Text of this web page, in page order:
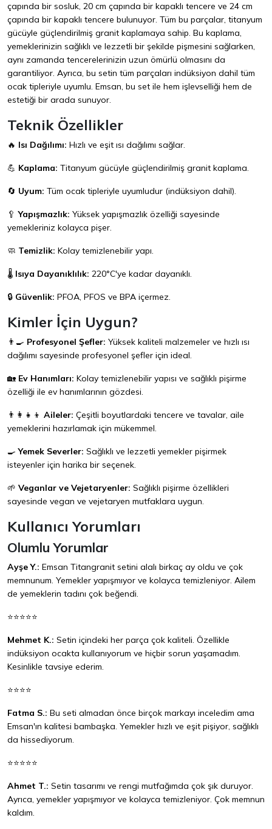
çapında bir sosluk, 20 cm çapında bir kapaklı tencere ve 24 cm
çapında bir kapaklı tencere bulunuyor. Tüm bu parçalar, titanyum
gücüyle güçlendirilmiş granit kaplamaya sahip. Bu kaplama,
yemeklerinizin sağlıklı ve lezzetli bir şekilde pişmesini sağlarken,
aynı zamanda tencerelerinizin uzun ömürlü olmasını da
garantiliyor. Ayrıca, bu setin tüm parçaları indüksiyon dahil tüm
ocak tipleriyle uyumlu. Emsan, bu set ile hem işlevselliği hem de
estetiği bir arada sunuyor.
Teknik Özellikler
🔥 Isı Dağılımı: Hızlı ve eşit ısı dağılımı sağlar.
💪 Kaplama: Titanyum gücüyle güçlendirilmiş granit kaplama.
🔄 Uyum: Tüm ocak tipleriyle uyumludur (indüksiyon dahil).
🥄Yapışmazlık: Yüksek yapışmazlık özelliği sayesinde
yemekleriniz kolayca pişer.
🧼 Temizlik: Kolay temizlenebilir yapı.
🌡️ Isıya Dayanıklılık: 220°C'ye kadar dayanıklı.
🔒 Güvenlik: PFOA, PFOS ve BPA içermez.
Kimler İçin Uygun?
👨‍🍳 Profesyonel Şefler: Yüksek kaliteli malzemeler ve hızlı ısı
dağılımı sayesinde profesyonel şefler için ideal.
🏡 Ev Hanımları: Kolay temizlenebilir yapısı ve sağlıklı pişirme
özelliği ile ev hanımlarının gözdesi.
👨‍👩‍👧‍👦 Aileler: Çeşitli boyutlardaki tencere ve tavalar, aile
yemeklerini hazırlamak için mükemmel.
🍳Yemek Severler: Sağlıklı ve lezzetli yemekler pişirmek
isteyenler için harika bir seçenek.
🌱 Veganlar ve Vejetaryenler: Sağlıklı pişirme özellikleri
sayesinde vegan ve vejetaryen mutfaklara uygun.
Kullanıcı Yorumları
Olumlu Yorumlar
Ayşe Y.: Emsan Titangranit setini alalı birkaç ay oldu ve çok
memnunum. Yemekler yapışmıyor ve kolayca temizleniyor. Ailem
de yemeklerin tadını çok beğendi.
⭐⭐⭐⭐⭐
Mehmet K.: Setin içindeki her parça çok kaliteli. Özellikle
indüksiyon ocakta kullanıyorum ve hiçbir sorun yaşamadım.
Kesinlikle tavsiye ederim.
⭐⭐⭐⭐
Fatma S.: Bu seti almadan önce birçok markayı inceledim ama
Emsan'ın kalitesi bambaşka. Yemekler hızlı ve eşit pişiyor, sağlıklı
da hissediyorum.
⭐⭐⭐⭐⭐
Ahmet T.: Setin tasarımı ve rengi mutfağımda çok şık duruyor.
Ayrıca, yemekler yapışmıyor ve kolayca temizleniyor. Çok memnun
kaldım.